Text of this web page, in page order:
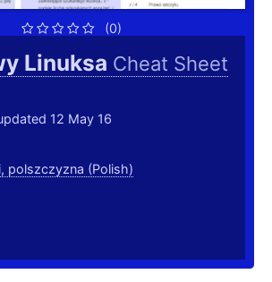
(0)
Linuksa Cheat Sheet
12 May 16
polszczyzna (Polish)